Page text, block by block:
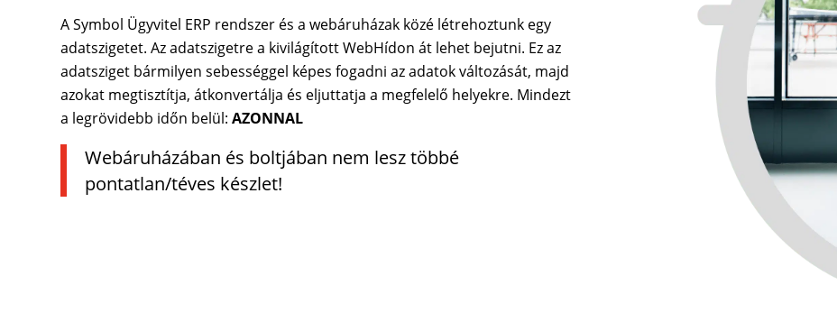
A Symbol Ügyvitel ERP rendszer és a webáruházak közé létrehoztunk egy
adatszigetet. Az adatszigetre a kivilágított WebHídon át lehet bejutni. Ez az
adatsziget bármilyen sebességgel képes fogadni az adatok változását, majd
azokat megtisztítja, átkonvertálja és eljuttatja a megfelelő helyekre. Mindezt
a legrövidebb időn belül: AZONNAL
Webáruházában és boltjában nem lesz többé
pontatlan/téves készlet!